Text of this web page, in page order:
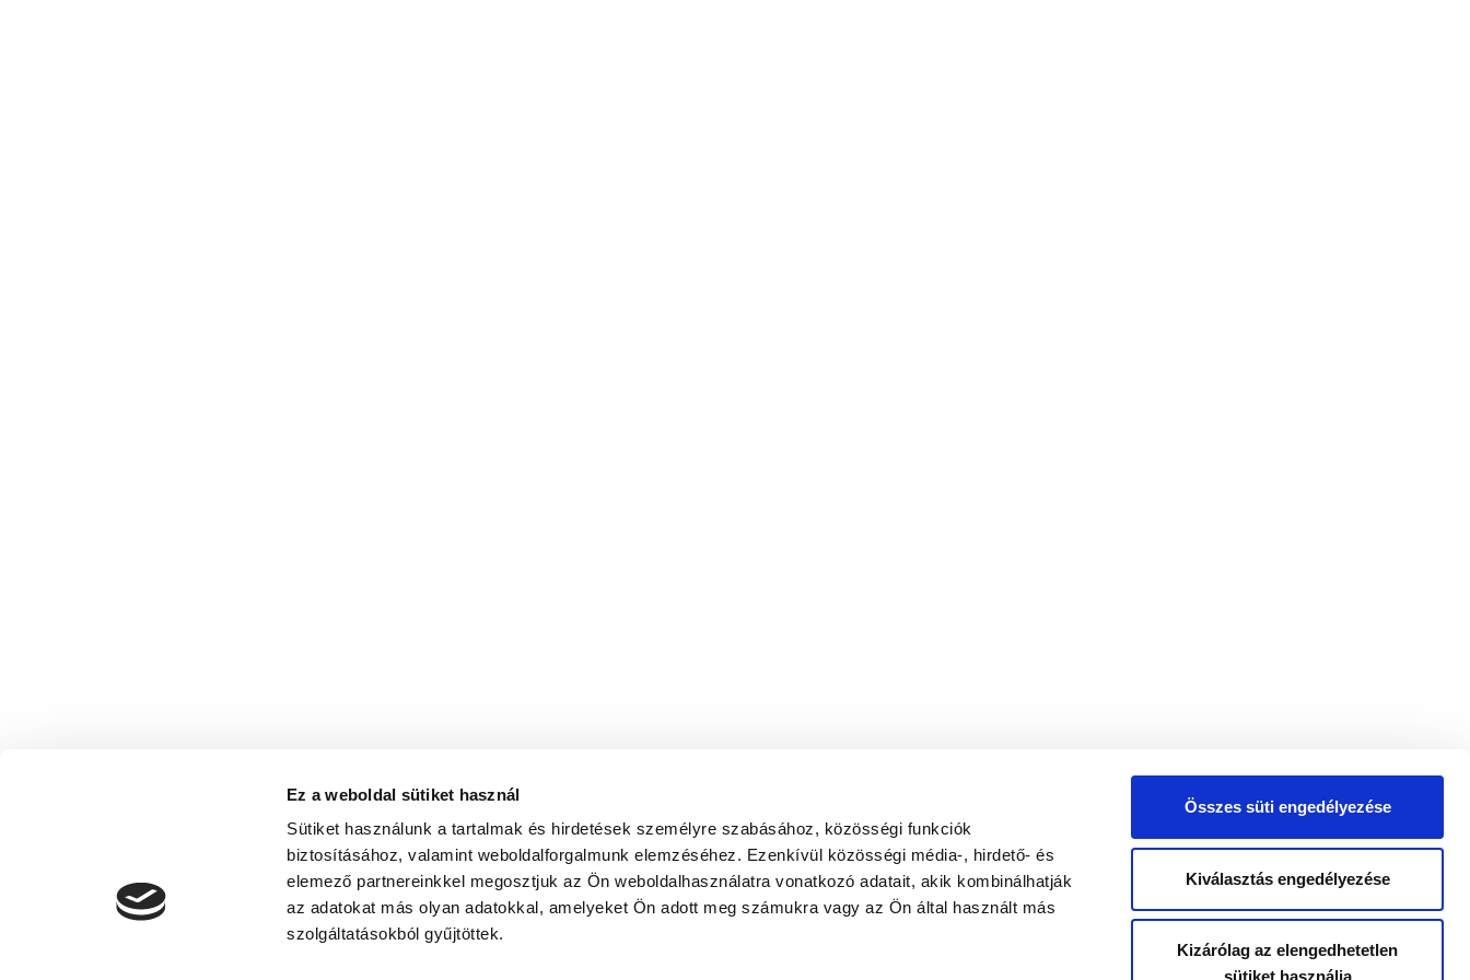
Ez a weboldal sütiket használ
Sütiket használunk a tartalmak és hirdetések személyre szabásához, közösségi funkciók
biztosításához, valamint weboldalforgalmunk elemzéséhez. Ezenkívül közösségi média-, hirdető- és
elemező partnereinkkel megosztjuk az Ön weboldalhasználatra vonatkozó adatait, akik kombinálhatják
az adatokat más olyan adatokkal, amelyeket Ön adott meg számukra vagy az Ön által használt más
szolgáltatásokból gyűjtöttek.
Összes süti engedélyezése
Kiválasztás engedélyezése
Kizárólag az elengedhetetlen
sütiket használja